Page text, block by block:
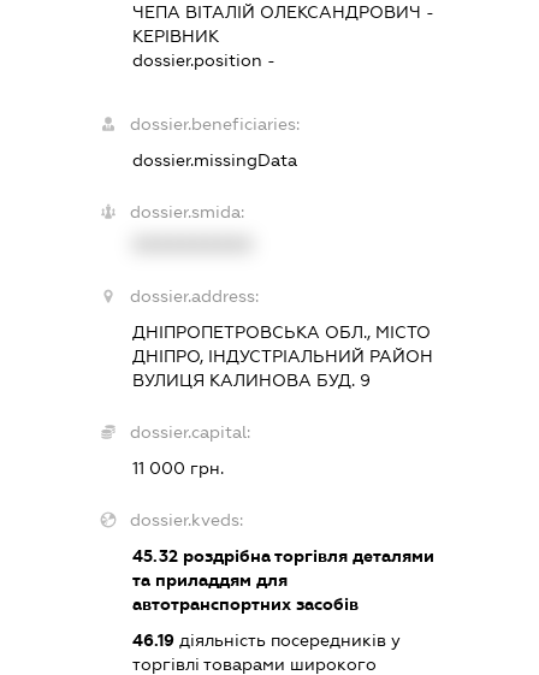
ЧЕПА ВІТАЛІЙ ОЛЕКСАНДРОВИЧ -
КЕРІВНИК
dossier.position -
dossier.beneficiaries:
dossier.missingData
dossier.smida:
dossier.address:
ДНІПРОПЕТРОВСЬКА ОБЛ., МІСТО
ДНІПРО, ІНДУСТРІАЛЬНИЙ РАЙОН
ВУЛИЦЯ КАЛИНОВА БУД. 9
dossier.capital:
11 000 грн.
dossier.kveds:
45.32роздрібна торгівля деталями
та приладдям для
автотранспортних засобів
46.19діяльність посередників у
торгівлі товарами широкого